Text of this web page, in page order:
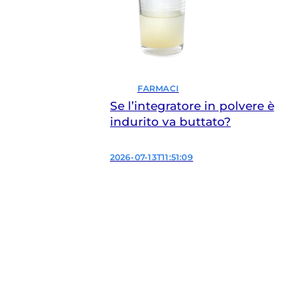
FARMACI
Se l’integratore in polvere è
indurito va buttato?
2026-07-13T11:51:09